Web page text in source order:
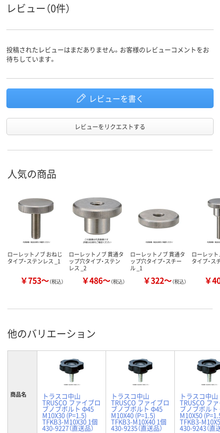
レビュー（0件）
投稿されたレビューはまだありません。お客様のレビューコメントをお
待ちしています。
レビューを書く
レビューをリクエストする
人気の商品
ローレットノブ おねじ
タイプ・ステンレス _1
￥753～（税込）
ローレットノブ 貫通タ
ップ穴タイプ・ステン
レス _2
￥486～（税込）
ローレットノブ 貫通タ
ップ穴タイプ・スチー
ル _1
￥322～（税込）
ローレッ
タイプ・ス
￥
他のバリエーション
商品名 トラスコ中山
TRUSCO ファイブロ
ブノブボルト Φ45
M10X30 (P=1.5)
TFKB3-M10X30 1個
430-9227（直送品）
トラスコ中山
TRUSCO ファイブロ
ブノブボルト Φ45
M10X40 (P=1.5)
TFKB3-M10X40 1個
430-9235（直送品）
トラスコ中山
TRUSCO フ
ブノブボル
M10X50
TFKB3-
430-9243（直